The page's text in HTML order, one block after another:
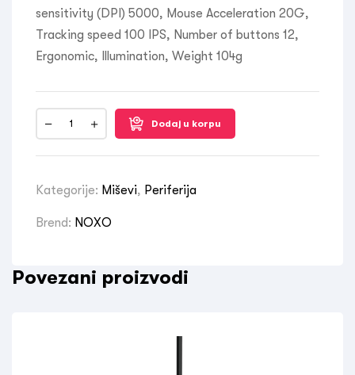
sensitivity (DPI) 5000, Mouse Acceleration 20G,
Tracking speed 100 IPS, Number of buttons 12,
Ergonomic, Illumination, Weight 104g
Dodaj u korpu
Kategorije: Miševi, Periferija
Brend: NOXO
Povezani proizvodi